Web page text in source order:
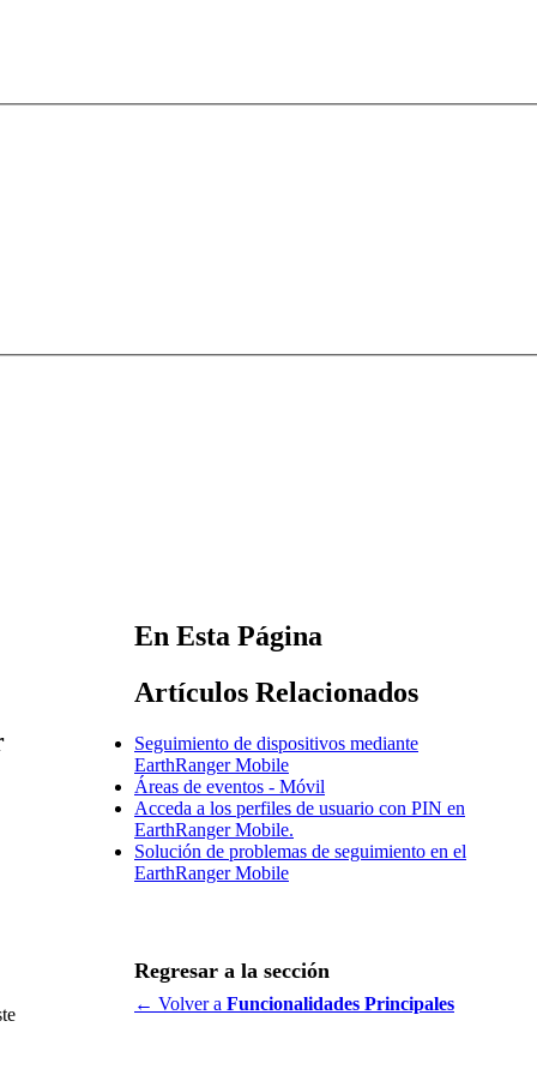
En Esta Página
Artículos Relacionados
Seguimiento de dispositivos mediante
EarthRanger Mobile
Áreas de eventos - Móvil
Acceda a los perfiles de usuario con PIN en
EarthRanger Mobile.
Solución de problemas de seguimiento en el
EarthRanger Mobile
Regresar a la sección
← Volver a Funcionalidades Principales